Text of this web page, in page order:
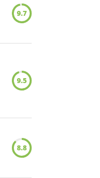
9.7
9.5
8.8